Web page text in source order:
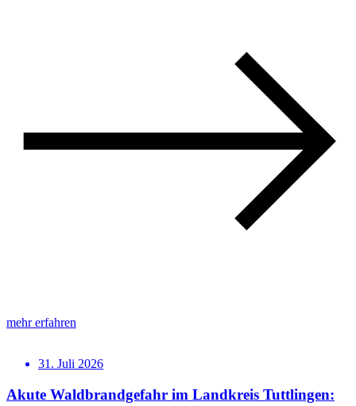
mehr erfahren
31. Juli 2026
Akute Waldbrandgefahr im Landkreis Tuttlingen: